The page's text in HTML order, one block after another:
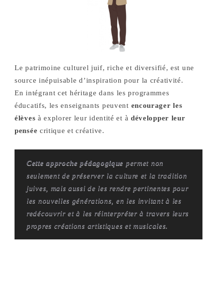
Le patrimoine culturel juif, riche et diversifié, est une
source inépuisable d’inspiration pour la créativité.
En intégrant cet héritage dans les programmes
éducatifs, les enseignants peuvent encourager les
élèves à explorer leur identité et à développer leur
pensée critique et créative.
Cette approche pédagogique permet non
seulement de préserver la culture et la tradition
juives, mais aussi de les rendre pertinentes pour
les nouvelles générations, en les invitant à les
redécouvrir et à les réinterpréter à travers leurs
propres créations artistiques et musicales.